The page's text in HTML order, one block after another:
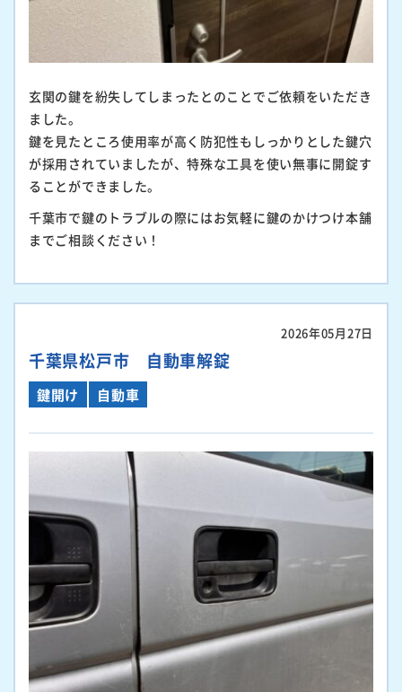
玄関の鍵を紛失してしまったとのことでご依頼をいただき
ました。
鍵を見たところ使用率が高く防犯性もしっかりとした鍵穴
が採用されていましたが、特殊な工具を使い無事に開錠す
ることができました。
千葉市で鍵のトラブルの際にはお気軽に鍵のかけつけ本舗
までご相談ください！
2026年05月27日
千葉県松戸市 自動車解錠
鍵開け 自動車